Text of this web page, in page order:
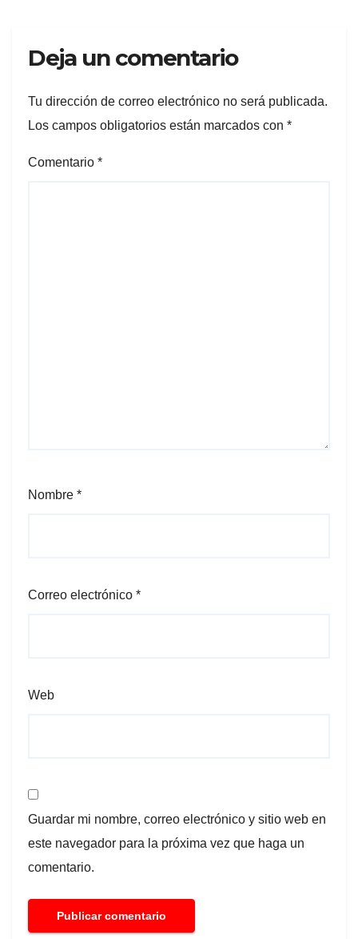
Deja un comentario
Tu dirección de correo electrónico no será publicada.
Los campos obligatorios están marcados con *
Comentario *
Nombre *
Correo electrónico *
Web
Guardar mi nombre, correo electrónico y sitio web en
este navegador para la próxima vez que haga un
comentario.